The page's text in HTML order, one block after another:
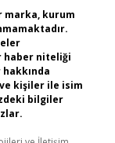
marka, kurum
haber niteliği
kişiler ile isim
bilgiler